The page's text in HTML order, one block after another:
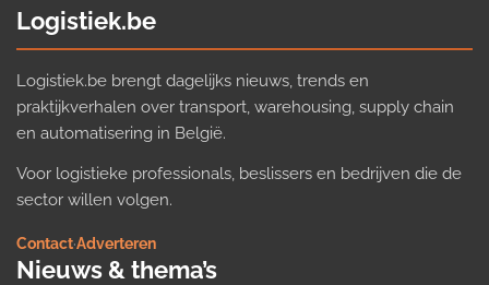
Logistiek.be
Logistiek.be brengt dagelijks nieuws, trends en
praktijkverhalen over transport, warehousing, supply chain
en automatisering in België.
Voor logistieke professionals, beslissers en bedrijven die de
sector willen volgen.
Contact·Adverteren
Nieuws & thema’s